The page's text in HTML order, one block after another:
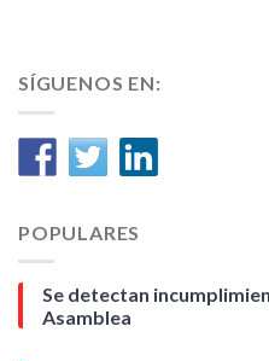
SÍGUENOS EN:
POPULARES
Se detectan
Asamblea